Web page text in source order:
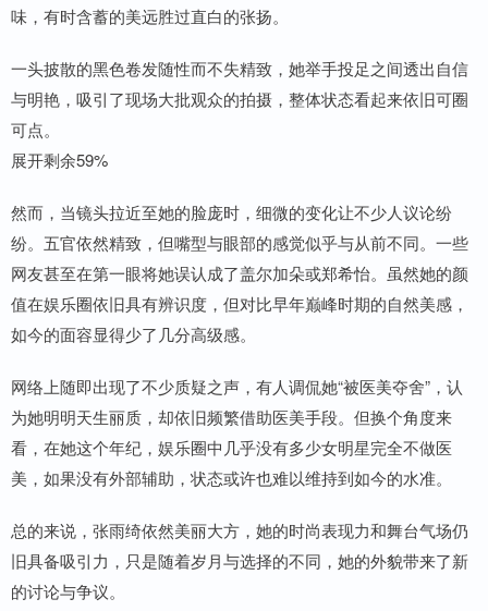
味，有时含蓄的美远胜过直白的张扬。
一头披散的黑色卷发随性而不失精致，她举手投足之间透出自信
与明艳，吸引了现场大批观众的拍摄，整体状态看起来依旧可圈
可点。
展开剩余59%
然而，当镜头拉近至她的脸庞时，细微的变化让不少人议论纷
纷。五官依然精致，但嘴型与眼部的感觉似乎与从前不同。一些
网友甚至在第一眼将她误认成了盖尔加朵或郑希怡。虽然她的颜
值在娱乐圈依旧具有辨识度，但对比早年巅峰时期的自然美感，
如今的面容显得少了几分高级感。
网络上随即出现了不少质疑之声，有人调侃她“被医美夺舍”，认
为她明明天生丽质，却依旧频繁借助医美手段。但换个角度来
看，在她这个年纪，娱乐圈中几乎没有多少女明星完全不做医
美，如果没有外部辅助，状态或许也难以维持到如今的水准。
总的来说，张雨绮依然美丽大方，她的时尚表现力和舞台气场仍
旧具备吸引力，只是随着岁月与选择的不同，她的外貌带来了新
的讨论与争议。